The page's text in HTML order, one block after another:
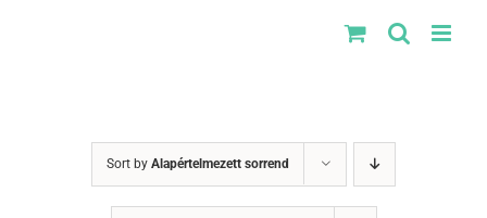
Sort by Alapértelmezett sorrend